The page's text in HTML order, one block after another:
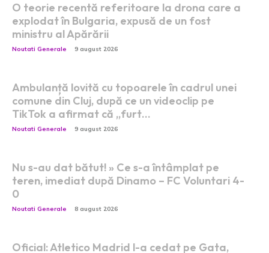
O teorie recentă referitoare la drona care a
explodat în Bulgaria, expusă de un fost
ministru al Apărării
Noutati Generale 9 august 2026
Ambulanță lovită cu topoarele în cadrul unei
comune din Cluj, după ce un videoclip pe
TikTok a afirmat că „furt…
Noutati Generale 9 august 2026
Nu s-au dat bătut! » Ce s-a întâmplat pe
teren, imediat după Dinamo – FC Voluntari 4-
0
Noutati Generale 8 august 2026
Oficial: Atletico Madrid l-a cedat pe Gata,